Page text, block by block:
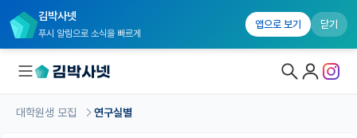
김박사넷
푸시 알림으로 소식을 빠르게
앱으로 보기 닫기
대학원생 모집 연구실별